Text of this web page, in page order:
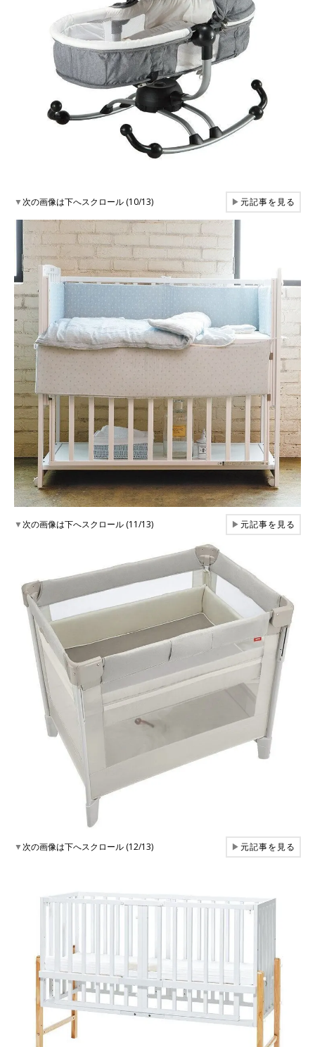
▼次の画像は下へスクロール (10/13) ▶元記事を見る
▼次の画像は下へスクロール (11/13) ▶元記事を見る
▼次の画像は下へスクロール (12/13) ▶元記事を見る